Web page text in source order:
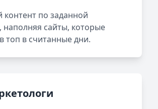
контент по заданной
наполняя сайты, которые
топ в считанные дни.